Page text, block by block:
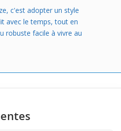
c'est adopter un style
avec le temps, tout en
robuste facile à vivre au